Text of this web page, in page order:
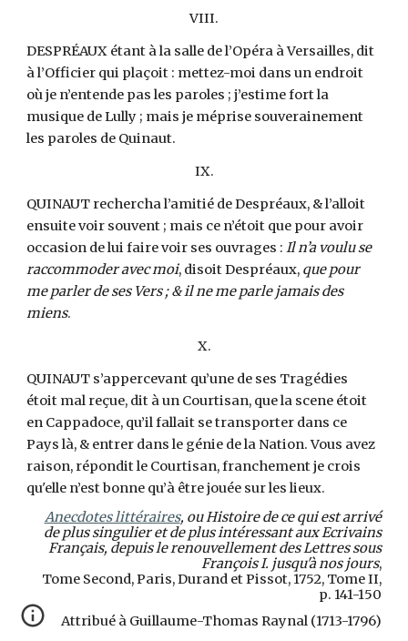
VIII.
DESPRÉAUX étant à la salle de l’Opéra à Versailles, dit
à l’Officier qui plaçoit : mettez-moi dans un endroit
où je n’entende pas les paroles ; j’estime fort la
musique de Lully ; mais je méprise souverainement
les paroles de Quinaut.
IX.
QUINAUT rechercha l’amitié de Despréaux, & l’alloit
ensuite voir souvent ; mais ce n’étoit que pour avoir
occasion de lui faire voir ses ouvrages :Il n’a voulu se
raccommoder avec moi, disoit Despréaux, que pour
me parler de ses Vers ; & il ne me parle jamais des
miens.
X.
QUINAUT s’appercevant qu’une de ses Tragédies
étoit mal reçue, dit à un Courtisan, que la scene étoit
en Cappadoce, qu’il fallait se transporter dans ce
Pays là, & entrer dans le génie de la Nation. Vous avez
raison, répondit le Courtisan, franchement je crois
qu'elle n’est bonne qu’à être jouée sur les lieux.
Anecdotes littéraires, ou Histoire de ce qui est arrivé
de plus singulier et de plus intéressant aux Ecrivains
Français, depuis le renouvellement des Lettres sous
François I. jusqu'à nos jours,
Tome Second, Paris, Durand et Pissot, 1752, Tome II,
p. 141-150
Attribué à Guillaume-Thomas Raynal (1713-1796)